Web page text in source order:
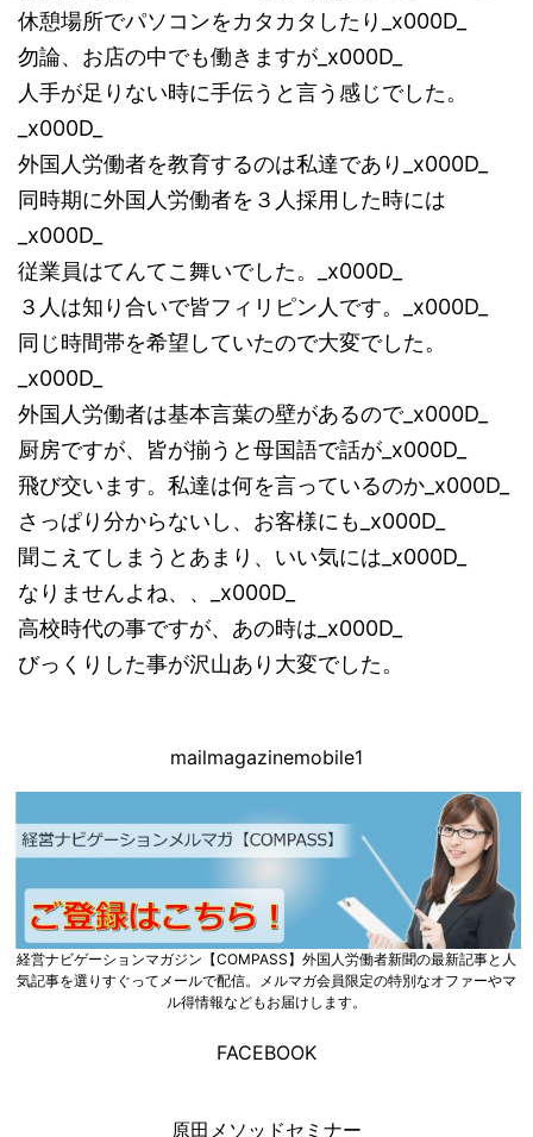
休憩場所でパソコンをカタカタしたり_x000D_
勿論、お店の中でも働きますが_x000D_
人手が足りない時に手伝うと言う感じでした。
_x000D_
外国人労働者を教育するのは私達であり_x000D_
同時期に外国人労働者を３人採用した時には
_x000D_
従業員はてんてこ舞いでした。_x000D_
３人は知り合いで皆フィリピン人です。_x000D_
同じ時間帯を希望していたので大変でした。
_x000D_
外国人労働者は基本言葉の壁があるので_x000D_
厨房ですが、皆が揃うと母国語で話が_x000D_
飛び交います。私達は何を言っているのか_x000D_
さっぱり分からないし、お客様にも_x000D_
聞こえてしまうとあまり、いい気には_x000D_
なりませんよね、、_x000D_
高校時代の事ですが、あの時は_x000D_
びっくりした事が沢山あり大変でした。
mailmagazinemobile1
経営ナビゲーションマガジン【COMPASS】外国人労働者新聞の最新記事と人
気記事を選りすぐってメールで配信。メルマガ会員限定の特別なオファーやマ
ル得情報などもお届けします。
FACEBOOK
原田メソッドセミナー